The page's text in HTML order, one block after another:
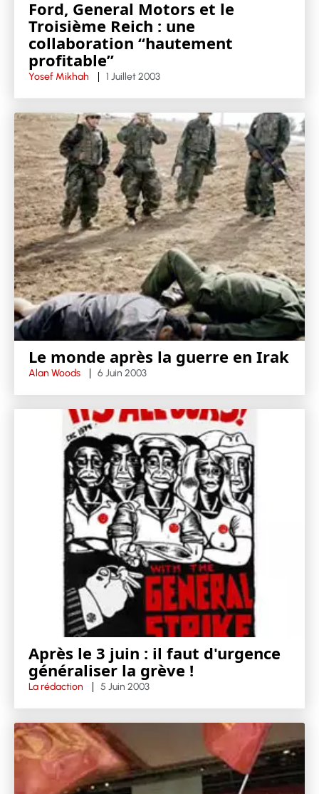
Ford, General Motors et le
Troisième Reich : une
collaboration “hautement
profitable”
Yosef Mikhah 1 Juillet 2003
Le monde après la guerre en Irak
Alan Woods 6 Juin 2003
Après le 3 juin : il faut d'urgence
généraliser la grève !
La rédaction 5 Juin 2003